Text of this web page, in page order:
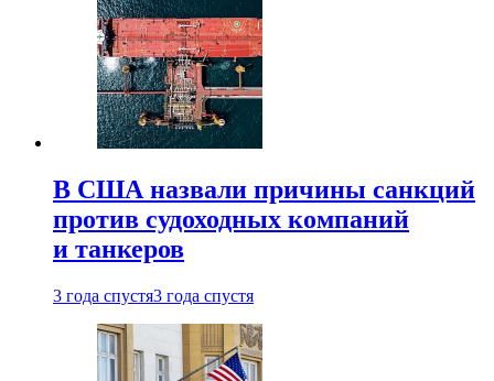
В США назвали причины санкций
против судоходных компаний
и танкеров
3 года спустя3 года спустя